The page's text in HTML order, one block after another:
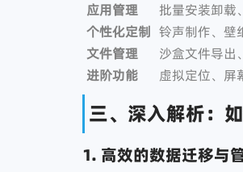
应用管理
批量安装卸载
个性化定制 铃声制作、壁
文件管理
沙盒文件导出
进阶功能
虚拟定位、屏
三、深入解析：
1. 高效的数据迁移与